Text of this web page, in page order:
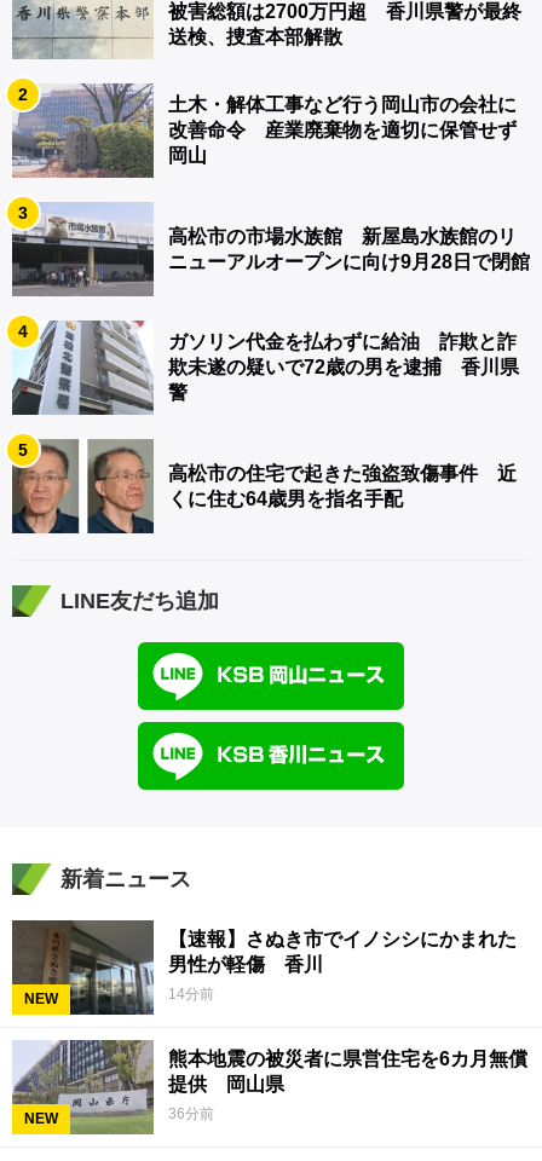
被害総額は2700万円超 香川県警が最終
送検、捜査本部解散
2
土木・解体工事など行う岡山市の会社に
改善命令 産業廃棄物を適切に保管せず
岡山
3
高松市の市場水族館 新屋島水族館のリ
ニューアルオープンに向け9月28日で閉館
4
ガソリン代金を払わずに給油 詐欺と詐
欺未遂の疑いで72歳の男を逮捕 香川県
警
5
高松市の住宅で起きた強盗致傷事件 近
くに住む64歳男を指名手配
LINE友だち追加
新着ニュース
NEW
【速報】さぬき市でイノシシにかまれた
男性が軽傷 香川
14分前
NEW
熊本地震の被災者に県営住宅を6カ月無償
提供 岡山県
36分前